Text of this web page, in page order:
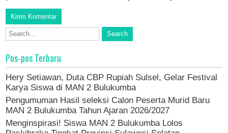
Pos-pos Terbaru
Hery Setiawan, Duta CBP Rupiah Sulsel, Gelar Festival
Karya Siswa di MAN 2 Bulukumba
Pengumuman Hasil seleksi Calon Peserta Murid Baru
MAN 2 Bulukumba Tahun Ajaran 2026/2027
Menginspirasi! Siswa MAN 2 Bulukumba Lolos